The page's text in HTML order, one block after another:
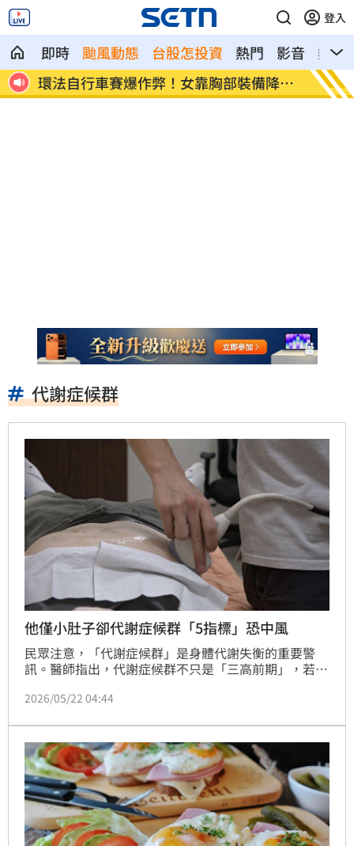
登入
即時 颱風動態 台股怎投資 熱門 影音
熱搜
風
學霸牙醫槓離職員工 為3萬筆電互告慘勝 俄羅
代謝症候群
他僅小肚子卻代謝症候群「5指標」恐中風
民眾注意，「代謝症候群」是身體代謝失衡的重要警
訊。醫師指出，代謝症候群不只是「三高前期」，若未
示，有代謝症候群的人，心血管疾病與中風風險提高約
2026/05/22 04:44